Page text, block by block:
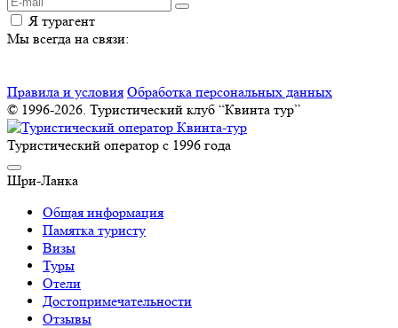
Я турагент
Мы всегда на связи:
Правила и условия Обработка персональных данных
© 1996-2026. Туристический клуб “Квинта тур”
Туристический оператор с 1996 года
Шри-Ланка
Общая информация
Памятка туристу
Визы
Туры
Отели
Достопримечательности
Отзывы